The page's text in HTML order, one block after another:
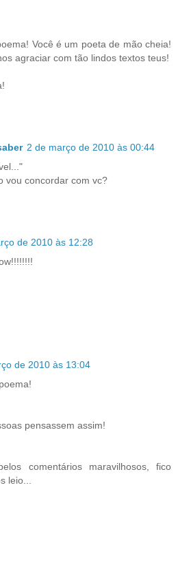
Você é um poeta de mão cheia!
agraciar com tão lindos textos teus!
2 de março de 2010 às 00:44
vou concordar com vc?
de 2010 às 12:28
de 2010 às 13:04
pensassem assim!
comentários maravilhosos, fico
leio...